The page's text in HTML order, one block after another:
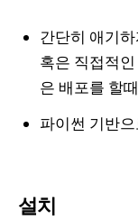
간단히 애기
혹은 직접적
은 배포를 할
파이썬 기반
설치